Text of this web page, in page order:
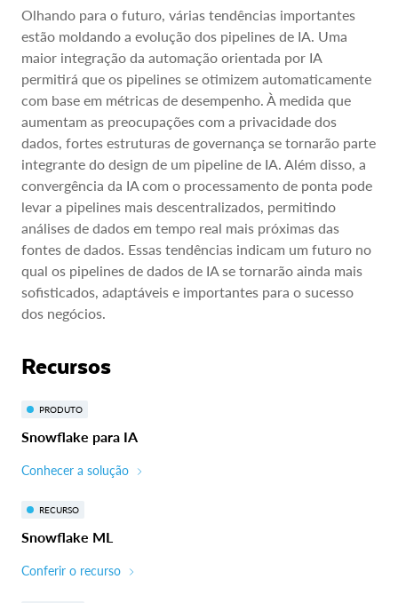
Olhando para o futuro, várias tendências importantes
estão moldando a evolução dos pipelines de IA. Uma
maior integração da automação orientada por IA
permitirá que os pipelines se otimizem automaticamente
com base em métricas de desempenho. À medida que
aumentam as preocupações com a privacidade dos
dados, fortes estruturas de governança se tornarão parte
integrante do design de um pipeline de IA. Além disso, a
convergência da IA com o processamento de ponta pode
levar a pipelines mais descentralizados, permitindo
análises de dados em tempo real mais próximas das
fontes de dados. Essas tendências indicam um futuro no
qual os pipelines de dados de IA se tornarão ainda mais
sofisticados, adaptáveis e importantes para o sucesso
dos negócios.
Recursos
PRODUTO
Snowflake para IA
Conhecer a solução
RECURSO
Snowflake ML
Conferir o recurso